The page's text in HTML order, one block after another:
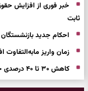
خبر فوری از افزایش
ثابت
احکام جدید
زمان واریز
کاهش ۳۰ تا ۴۰ درصدی حقوق بازنشستگان تامین اجتماعی کلید خورد